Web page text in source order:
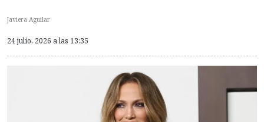
Javiera Aguilar
24 julio, 2026 a las 13:35